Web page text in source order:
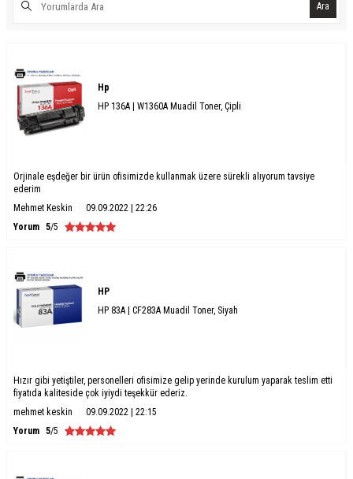
Ara
Hp
HP 136A | W1360A Muadil Toner, Çipli
Orjinale eşdeğer bir ürün ofisimizde kullanmak üzere sürekli alıyorum tavsiye
ederim
Mehmet Keskin
09.09.2022 | 22:26
Yorum 5/5
HP
HP 83A | CF283A Muadil Toner, Siyah
Hızır gibi yetiştiler, personelleri ofisimize gelip yerinde kurulum yaparak teslim etti
fiyatıda kaliteside çok iyiydi teşekkür ederiz.
mehmet keskin
09.09.2022 | 22:15
Yorum 5/5